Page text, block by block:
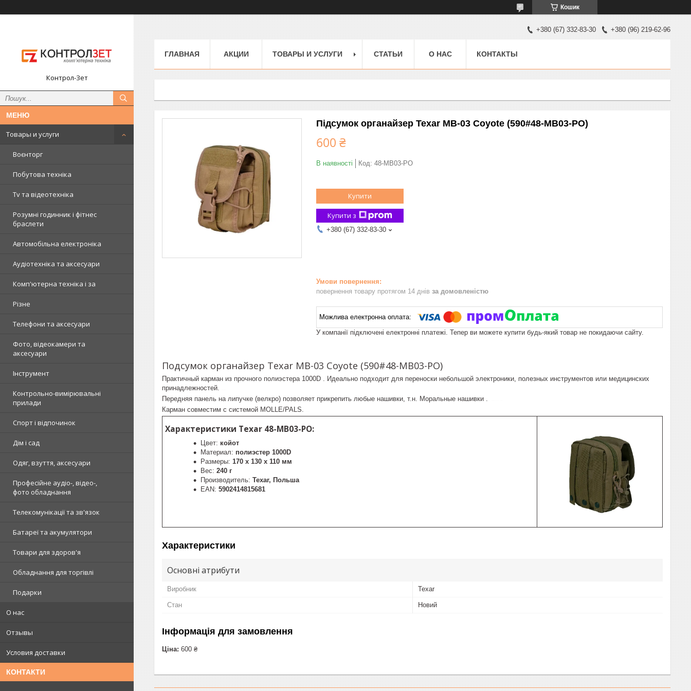
Кошик
Контрол-Зет
Товары и услуги
Воєнторг
Побутова техніка
Tv та відеотехніка
Розумні годинник і фітнес
браслети
Автомобільна електроніка
Аудіотехніка та аксесуари
Комп'ютерна техніка і за
Різне
Телефони та аксесуари
Фото, відеокамери та
аксесуари
Інструмент
Контрольно-вимірювальні
прилади
Спорт і відпочинок
Дім і сад
Одяг, взуття, аксесуари
Професійне аудіо-, відео-,
фото обладнання
Телекомунікації та зв'язок
Батареї та акумулятори
Товари для здоров'я
Обладнання для торгівлі
Подарки
О нас
Отзывы
Условия доставки
КОНТАКТИ
+380 (67) 332-83-30 +380 (96) 219-62-96
ГЛАВНАЯ АКЦИИ ТОВАРЫ И УСЛУГИ СТАТЬИ О НАС КОНТАКТЫ
Підсумок органайзер Texar MB-03 Coyote (590#48-MB03-PO)
600 ₴
В наявності Код: 48-MB03-PO
Купити
Купити з
+380 (67) 332-83-30
повернення товару протягом 14 днів за домовленістю
У компанії підключені електронні платежі. Тепер ви можете купити будь-який товар не покидаючи сайту.
Подсумок органайзер Texar MB-03 Coyote (590#48-MB03-PO)
Практичный карман из прочного полиэстера 1000D . Идеально подходит для переноски небольшой электроники, полезных инструментов или медицинских
принадлежностей.
Передняя панель на липучке (велкро) позволяет прикрепить любые нашивки, т.н. Моральные нашивки .
Карман совместим с системой MOLLE/PALS.
Характеристики Texar 48-MB03-PO:
Цвет: койот
Материал: полиэстер 1000D
Размеры: 170 х 130 х 110 мм
Вес: 240 г
Производитель: Texar, Польша
EAN: 5902414815681
Характеристики
Основні атрибути
Виробник Texar
Стан Новий
Інформація для замовлення
Ціна: 600 ₴